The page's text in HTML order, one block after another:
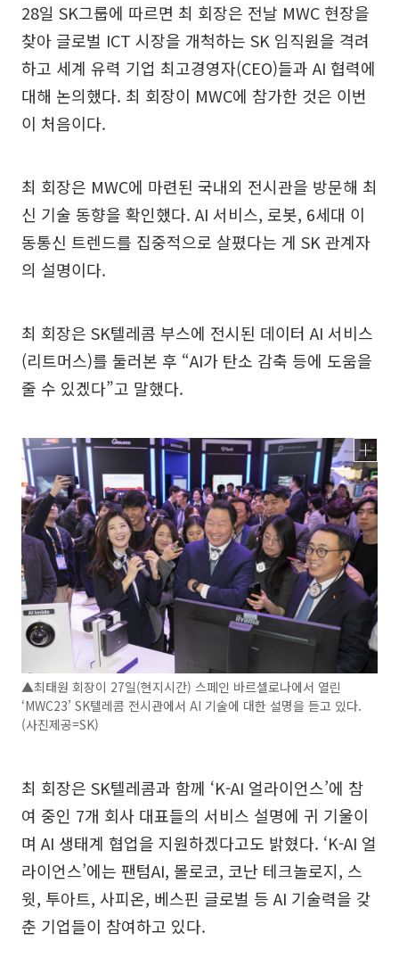
28일 SK그룹에 따르면 최 회장은 전날 MWC 현장을
찾아 글로벌 ICT 시장을 개척하는 SK 임직원을 격려
하고 세계 유력 기업 최고경영자(CEO)들과 AI 협력에
대해 논의했다. 최 회장이 MWC에 참가한 것은 이번
이 처음이다.
최 회장은 MWC에 마련된 국내외 전시관을 방문해 최
신 기술 동향을 확인했다. AI 서비스, 로봇, 6세대 이
동통신 트렌드를 집중적으로 살폈다는 게 SK 관계자
의 설명이다.
최 회장은 SK텔레콤 부스에 전시된 데이터 AI 서비스
(리트머스)를 둘러본 후 “AI가 탄소 감축 등에 도움을
줄 수 있겠다”고 말했다.
▲최태원 회장이 27일(현지시간) 스페인 바르셀로나에서 열린
‘MWC23’ SK텔레콤 전시관에서 AI 기술에 대한 설명을 듣고 있다.
(사진제공=SK)
최 회장은 SK텔레콤과 함께 ‘K-AI 얼라이언스’에 참
여 중인 7개 회사 대표들의 서비스 설명에 귀 기울이
며 AI 생태계 협업을 지원하겠다고도 밝혔다. ‘K-AI 얼
라이언스’에는 팬텀AI, 몰로코, 코난 테크놀로지, 스
윗, 투아트, 사피온, 베스핀 글로벌 등 AI 기술력을 갖
춘 기업들이 참여하고 있다.